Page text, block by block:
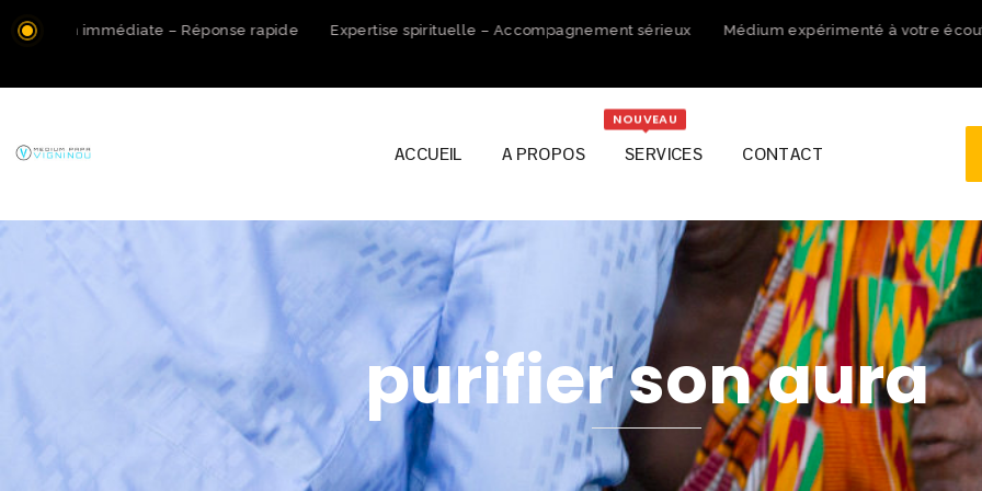
immédiate – Réponse rapide Expertise spirituelle – Accompagnement sérieux Médium expérimenté à votre écoute
ACCUEIL A PROPOS SERVICES
NOUVEAU
CONTACT
purifier son aura